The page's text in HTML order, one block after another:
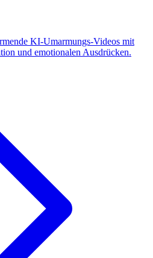
KI-Umarmungs-Videos mit
und emotionalen Ausdrücken.